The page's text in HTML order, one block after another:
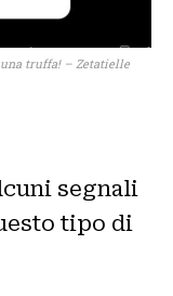
truffa! – Zetatielle
segnali
tipo di